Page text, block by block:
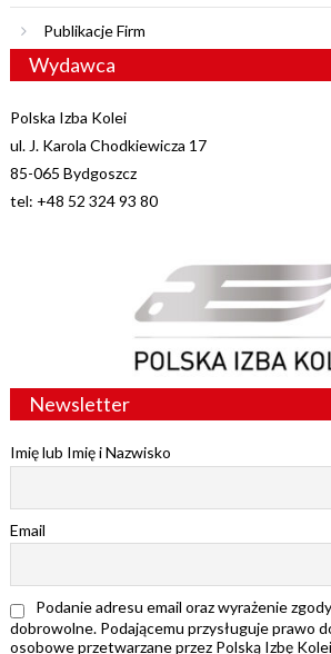
Publikacje Firm
Wydawca
Polska Izba Kolei
ul. J. Karola Chodkiewicza 17
85-065 Bydgoszcz
tel: +48 52 324 93 80
Newsletter
Imię lub Imię i Nazwisko
Email
Podanie adresu email oraz wyrażenie
dobrowolne. Podającemu przysługuje prawo
osobowe przetwarzane przez Polską Izbę